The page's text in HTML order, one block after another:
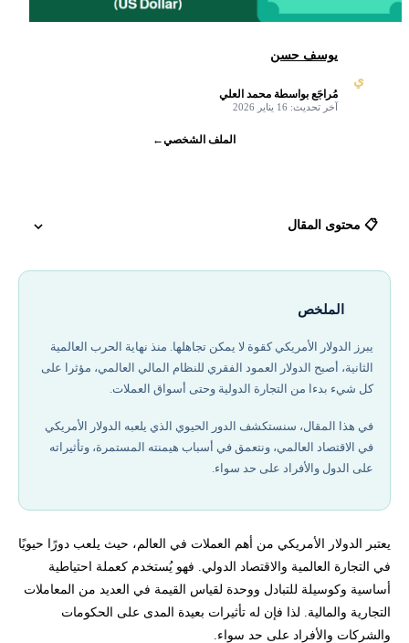
ي
يوسف حسن
مُراجَع بواسطة محمد العلي
آخر تحديث: 16 يناير 2026
الملف الشخصي←
📋 محتوى المقال
الدولار الأمريكي كعملة احتياطية:
تسعير السلع والدولار الأمريكي:
أثر الدولار الأمريكي على التجارة والمالية العالمية:
مستقبل هيمنة الدولار الأمريكي:
أفضل شركات تداول مرخصة في 2026
الملخص
يبرز الدولار الأمريكي كقوة لا يمكن تجاهلها. منذ نهاية الحرب العالمية
الثانية، أصبح الدولار العمود الفقري للنظام المالي العالمي، مؤثرا على
كل شيء بدءا من التجارة الدولية وحتى أسواق العملات.
في هذا المقال، سنستكشف الدور الحيوي الذي يلعبه الدولار الأمريكي
في الاقتصاد العالمي، ونتعمق في أسباب هيمنته المستمرة، وتأثيراته
على الدول والأفراد على حد سواء.
يعتبر الدولار الأمريكي من أهم العملات في العالم، حيث يلعب دورًا حيويًا
في التجارة العالمية والاقتصاد الدولي. فهو يُستخدم كعملة احتياطية
أساسية وكوسيلة للتبادل ووحدة لقياس القيمة في العديد من المعاملات
التجارية والمالية. لذا فإن له تأثيرات بعيدة المدى على الحكومات
والشركات والأفراد على حد سواء.